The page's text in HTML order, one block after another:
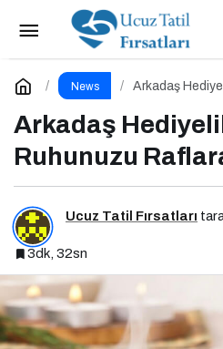
News
Arkadaş
Arkadaş
Ruhunuzu
Ucuz Tatil Fırsatları
3dk, 32sn
Arkadaş Hediyelik:
TaşırYorum Yap